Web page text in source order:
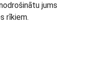
jums
rīkiem.